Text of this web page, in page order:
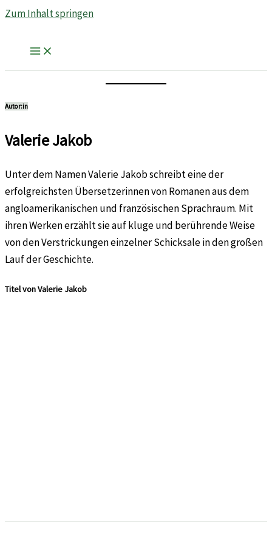
Zum Inhalt springen
Autor:in
Valerie Jakob
Unter dem Namen Valerie Jakob schreibt eine der
erfolgreichsten Übersetzerinnen von Romanen aus dem
angloamerikanischen und französischen Sprachraum. Mit
ihren Werken erzählt sie auf kluge und berührende Weise
von den Verstrickungen einzelner Schicksale in den großen
Lauf der Geschichte.
Titel von Valerie Jakob